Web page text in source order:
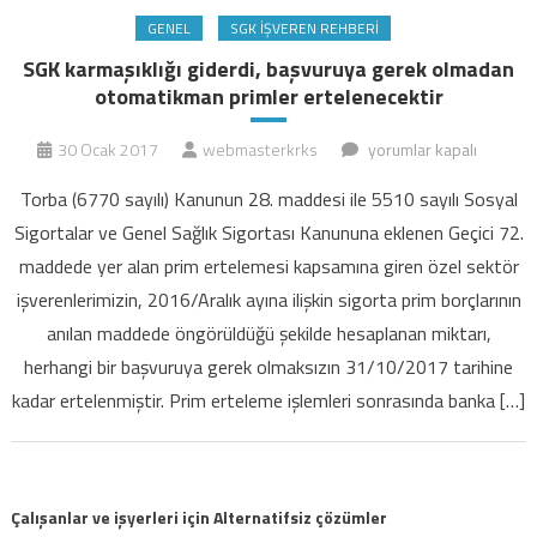
GENEL SGK İŞVEREN REHBERI
SGK karmaşıklığı giderdi, başvuruya gerek olmadan
otomatikman primler ertelenecektir
30 Ocak 2017 webmasterkrks
SGK
giderdi,
başvuruya
gerek
olmadan
otomatikman
primler
yorumlar kapalı
Torba (6770 sayılı) Kanunun 28. maddesi ile 5510 sayılı Sosyal
Sigortalar ve Genel Sağlık Sigortası Kanununa eklenen Geçici 72.
maddede yer alan prim ertelemesi kapsamına giren özel sektör
işverenlerimizin, 2016/Aralık ayına ilişkin sigorta prim borçlarının
anılan maddede öngörüldüğü şekilde hesaplanan miktarı,
herhangi bir başvuruya gerek olmaksızın 31/10/2017 tarihine
kadar ertelenmiştir. Prim erteleme işlemleri sonrasında banka […]
Çalışanlar ve işyerleri için Alternatifsiz çözümler